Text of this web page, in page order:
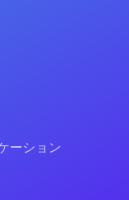
ーション